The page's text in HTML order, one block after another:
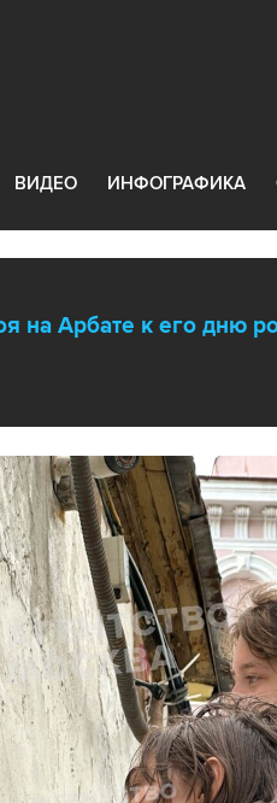
ВИДЕО ИНФОГРАФИКА
на Арбате к его дню